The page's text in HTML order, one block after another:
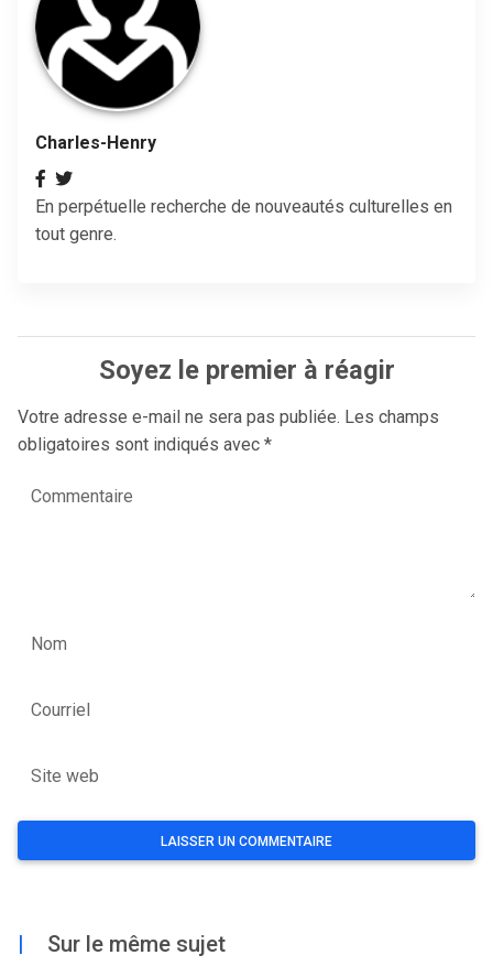
Charles-Henry
En perpétuelle recherche de nouveautés culturelles en
tout genre.
Soyez le premier à réagir
Votre adresse e-mail ne sera pas publiée. Les champs
obligatoires sont indiqués avec *
Commentaire
Nom
Courriel
Site web
| Sur le même sujet